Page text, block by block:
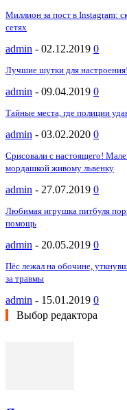
Миллион за пост в Instagram:
сетях
admin - 02.12.2019 0
Лучшие шутки для настроения!
admin - 09.04.2019 0
Тайные места, где полиции
admin - 03.02.2020 0
Срисовали с настоящего!
мордашкой живому львенку
admin - 27.07.2019 0
Любимая игрушка питбуля
помощь
admin - 20.05.2019 0
Пёс лежал на обочине,
за травмы
admin - 15.01.2019 0
Выбор редактора